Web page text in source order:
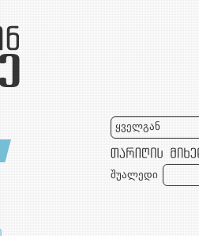
ყველგან
შუალედი